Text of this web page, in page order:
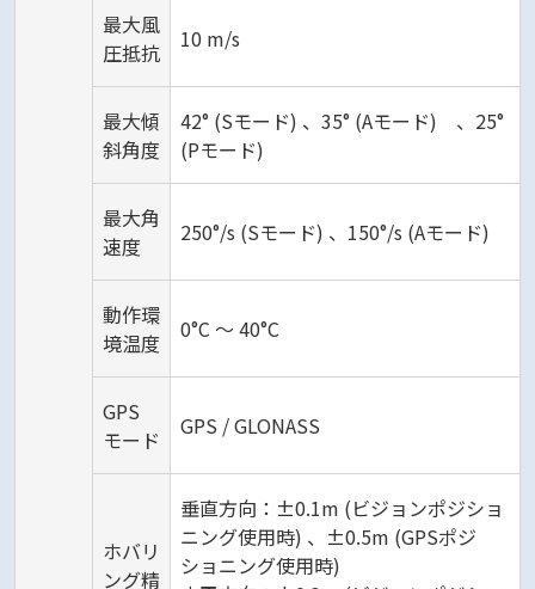
最大風
圧抵抗
10 m/s
最大傾
斜角度
42° (Sモード) 、35° (Aモード) 、25°
(Pモード)
最大角
速度
250°/s (Sモード) 、150°/s (Aモード)
動作環
境温度
0°C ～ 40°C
GPS
モード
GPS / GLONASS
ホバリ
ング精
垂直方向：±0.1m (ビジョンポジショ
ニング使用時) 、±0.5m (GPSポジ
ショニング使用時)